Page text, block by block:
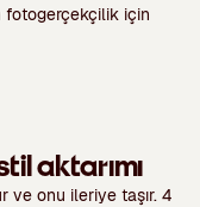
fotogerçekçilik için
aktarımı
ve onu ileriye taşır. 4